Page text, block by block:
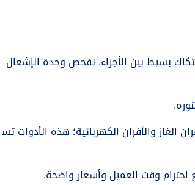
بسيط بين الأجزاء. نفحص وحدة الإشعال
والأفران الكهربائية؛ هذه الأدوات تس
احترام وقت العميل وأسعار واضحة.